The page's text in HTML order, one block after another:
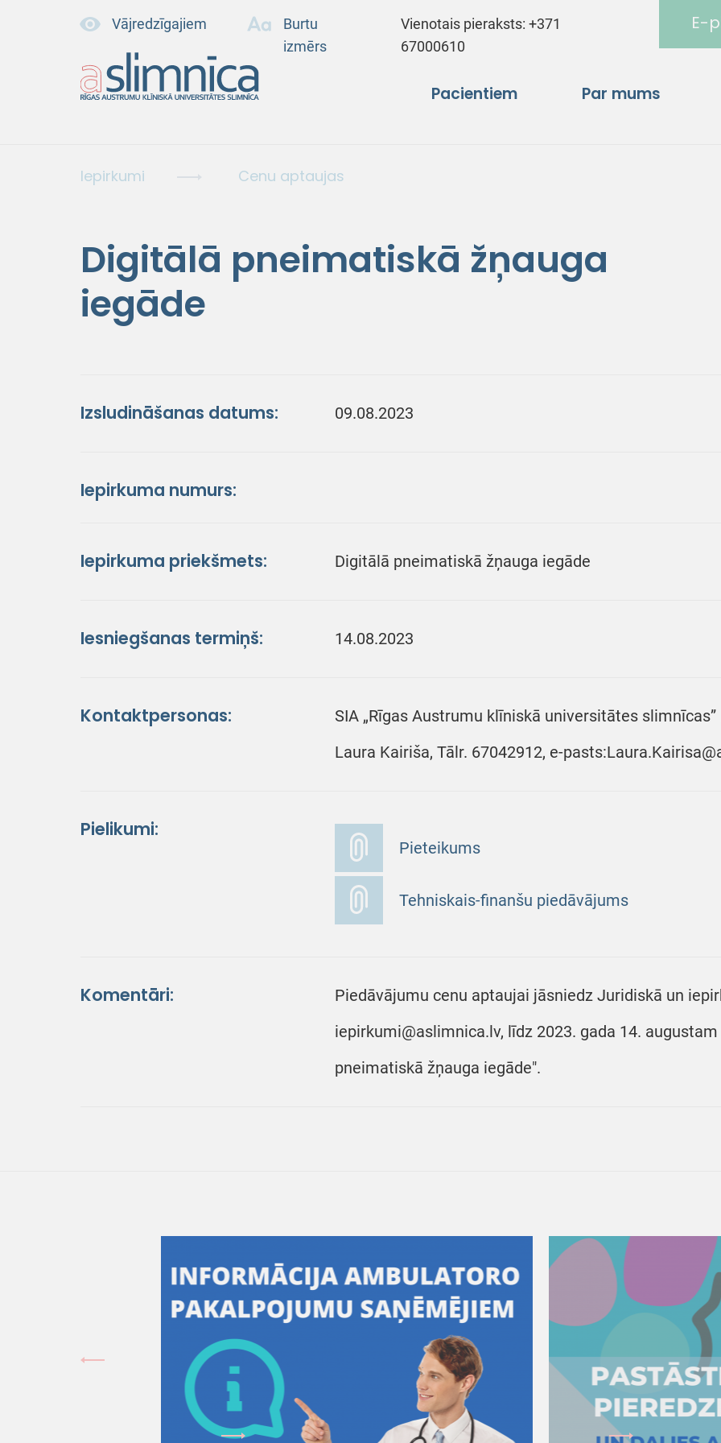
Vājredzīgajiem
Burtu
izmērs
Vienotais pieraksts:+371
67000610
E-
Pacientiem Par mums
Iepirkumi Cenu aptaujas
Digitālā pneimatiskā žņauga
iegāde
Izsludināšanas datums: 09.08.2023
Iepirkuma numurs:
Iepirkuma priekšmets: Digitālā pneimatiskā žņauga iegāde
Iesniegšanas termiņš: 14.08.2023
Kontaktpersonas:
SIA „Rīgas Austrumu klīniskā universitātes
Laura Kairiša, Tālr. 67042912, e-
Pielikumi:
Pieteikums
Tehniskais-finanšu piedāvājums
Komentāri:
Piedāvājumu cenu aptaujai jāsniedz Juridiskā un
iepirkumi@aslimnica.lv, līdz 2023. gada 14.
pneimatiskā žņauga iegāde".